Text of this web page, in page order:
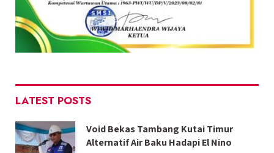
LATEST POSTS
Void Bekas Tambang Kutai Timur
Alternatif Air Baku Hadapi El Nino